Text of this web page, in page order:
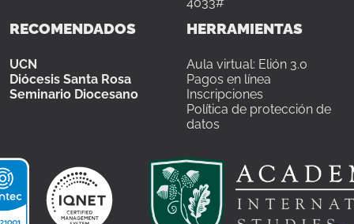
4033#
RECOMENDADOS
UCN
Diócesis Santa Rosa
Seminario Diocesano
HERRAMIENTAS
Aula virtual: Elión 3.0
Pagos en línea
Inscripciones
Política de protección de
datos